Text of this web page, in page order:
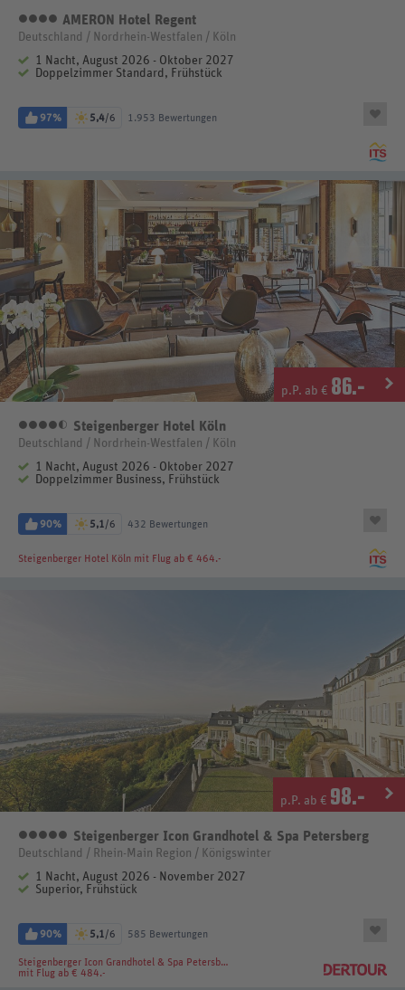
4 Sterne
AMERON Hotel Regent
Deutschland / Nordrhein-Westfalen / Köln
1 Nacht, August 2026 - Oktober 2027
Doppelzimmer Standard, Frühstück
97% 5,4/6 1.953 Bewertungen
p.P. ab € 86.-
4,5 Sterne
Steigenberger Hotel Köln
Deutschland / Nordrhein-Westfalen / Köln
1 Nacht, August 2026 - Oktober 2027
Doppelzimmer Business, Frühstück
90% 5,1/6 432 Bewertungen
Steigenberger Hotel Köln mit Flug ab € 464.-
p.P. ab € 98.-
5 Sterne
Steigenberger Icon Grandhotel & Spa Petersberg
Deutschland / Rhein-Main Region / Königswinter
1 Nacht, August 2026 - November 2027
Superior, Frühstück
90% 5,1/6 585 Bewertungen
Steigenberger Icon Grandhotel & Spa Petersberg
mit Flug ab € 484.-